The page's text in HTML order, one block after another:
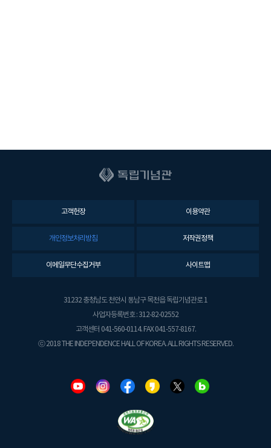
고객헌장 이용약관
개인정보처리방침 저작권정책
이메일무단수집거부 사이트맵
31232 충청남도 천안시 동남구 목천읍 독립기념관로 1
사업자등록번호 : 312-82-02552
고객센터 041-560-0114. FAX 041-557-8167.
ⓒ 2018 THE INDEPENDENCE HALL OF KOREA. ALL RIGHTS RESERVED.